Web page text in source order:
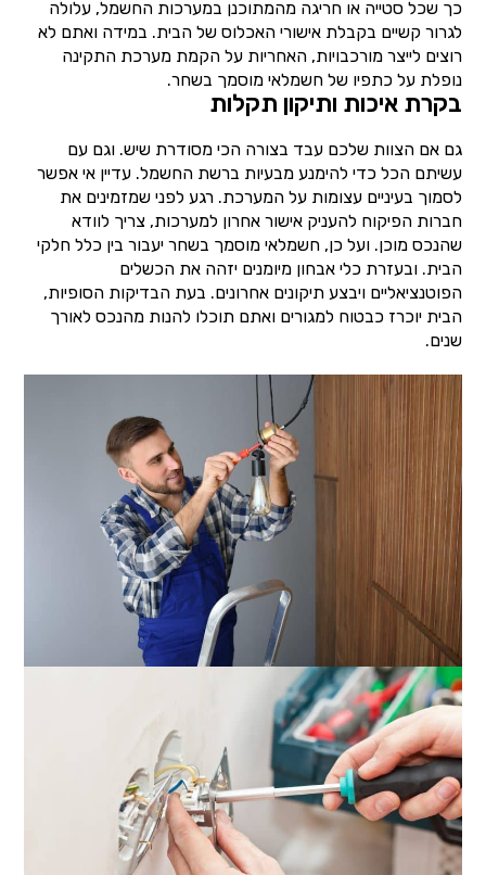
כך שכל סטייה או חריגה מהמתוכנן במערכות החשמל, עלולה
לגרור קשיים בקבלת אישורי האכלוס של הבית. במידה ואתם לא
רוצים לייצר מורכבויות, האחריות על הקמת מערכת התקינה
נופלת על כתפיו של חשמלאי מוסמך בשחר.
בקרת איכות ותיקון תקלות
גם אם הצוות שלכם עבד בצורה הכי מסודרת שיש. וגם עם
עשיתם הכל כדי להימנע מבעיות ברשת החשמל. עדיין אי אפשר
לסמוך בעיניים עצומות על המערכת. רגע לפני שמזמינים את
חברות הפיקוח להעניק אישור אחרון למערכות, צריך לוודא
שהנכס מוכן. ועל כן, חשמלאי מוסמך בשחר יעבור בין כלל חלקי
הבית. ובעזרת כלי אבחון מיומנים יזהה את הכשלים
הפוטנציאליים ויבצע תיקונים אחרונים. בעת הבדיקות הסופיות,
הבית יוכרז כבטוח למגורים ואתם תוכלו להנות מהנכס לאורך
שנים.